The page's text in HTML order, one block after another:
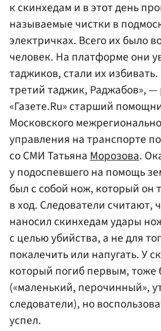
к скинхедам и в этот день
называемые чистки в
электричках. Всего их было
человек. На платформе они
таджиков, стали их
третий таджик, Раджабов», —
«Газете.Ru» старший
Московского
управления на транспорте
со СМИ ТатьянаМорозова.
у подоспевшего на помощь
был с собой нож, который он
в ход. Следователи считают,
наносил скинхедам удары
с целью убийства, а не для
покалечить или напугать. У
который погиб первым, тоже
(«маленький, перочинный»,
следователи), но
успел.